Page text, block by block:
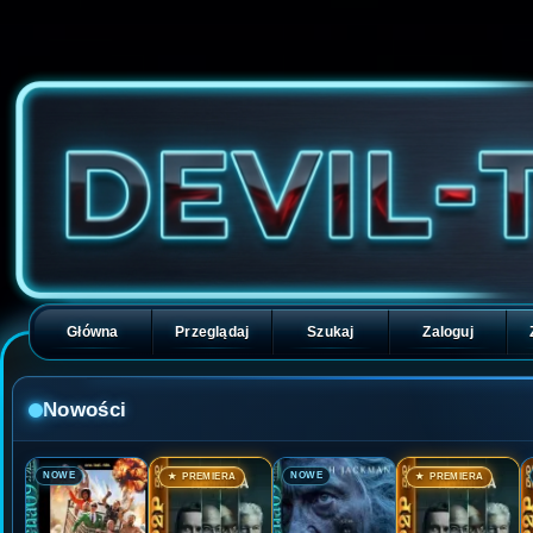
Główna Przeglądaj Szukaj Zaloguj
Nowości
🎬NOWE 🎬★ PREMIERA 🎬NOWE 🎬★ PREMIERA